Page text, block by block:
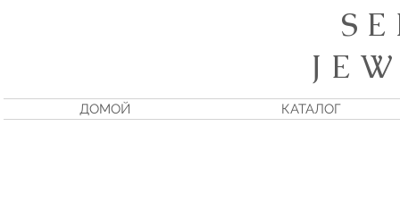
S
J E
ДОМОЙ КАТАЛОГ